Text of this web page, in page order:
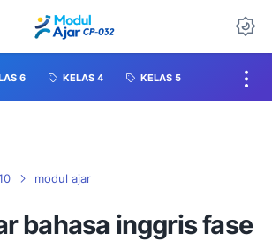
6 KELAS 4 KELAS 5
modul ajar
bahasa inggris fase